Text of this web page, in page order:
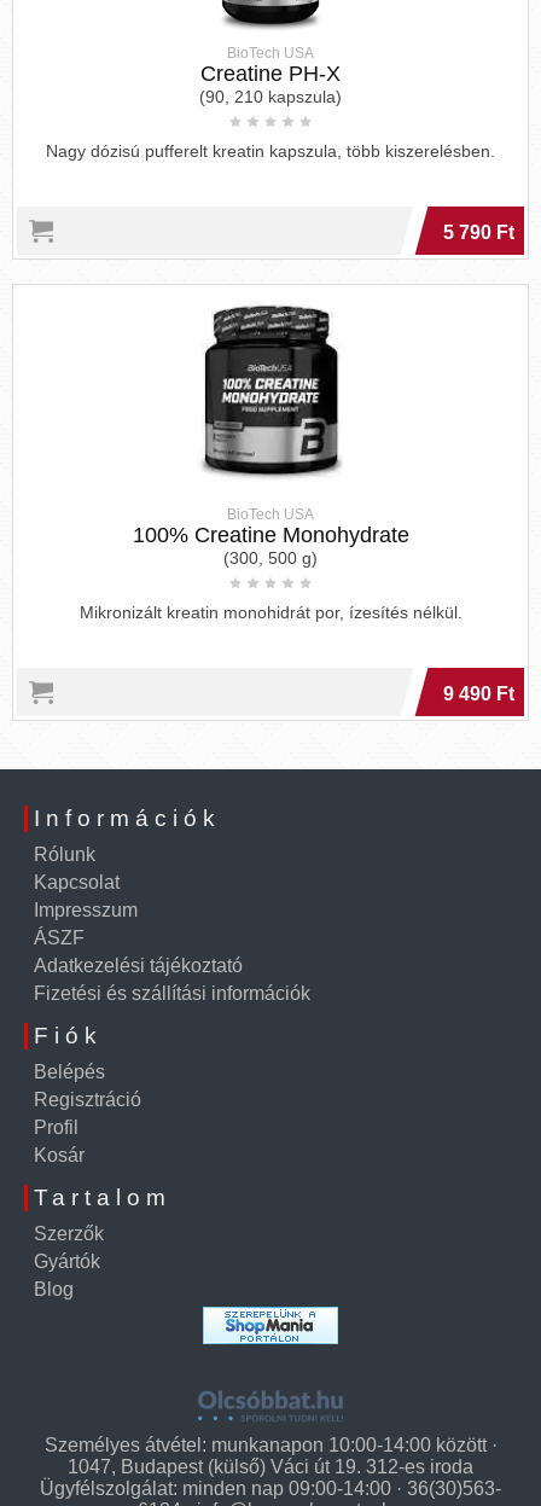
BioTech USA
Creatine PH-X
(90, 210 kapszula)
Nagy dózisú pufferelt kreatin kapszula, több kiszerelésben.
5 790 Ft
BioTech USA
100% Creatine Monohydrate
(300, 500 g)
Mikronizált kreatin monohidrát por, ízesítés nélkül.
9 490 Ft
Információk
Rólunk
Kapcsolat
Impresszum
ÁSZF
Adatkezelési tájékoztató
Fizetési és szállítási információk
Fiók
Belépés
Regisztráció
Profil
Kosár
Tartalom
Szerzők
Gyártók
Blog
Személyes átvétel: munkanapon 10:00-14:00 között ·
1047, Budapest (külső) Váci út 19. 312-es iroda
Ügyfélszolgálat: minden nap 09:00-14:00 · 36(30)563-